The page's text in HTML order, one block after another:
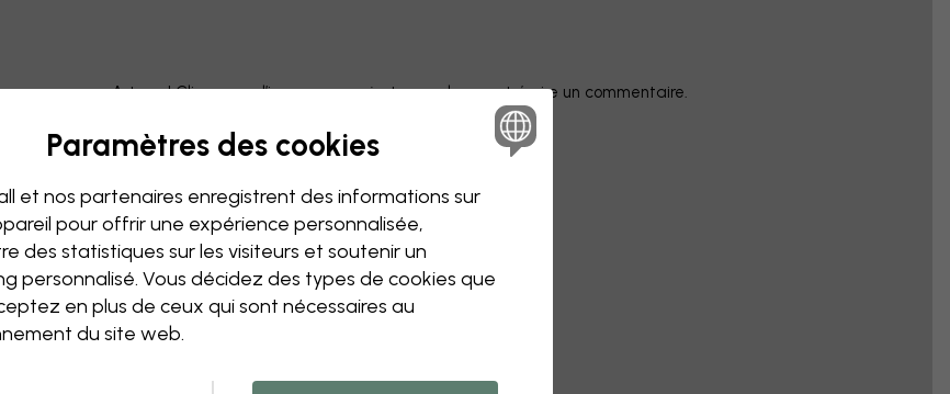
Astuce ! Cliquez sur l’image pour ajouter un champ et écrire un commentaire.
Paramètres des cookies
et nos partenaires enregistrent des informations sur
pour offrir une expérience personnalisée,
des statistiques sur les visiteurs et soutenir un
personnalisé. Vous décidez des types de cookies que
en plus de ceux qui sont nécessaires au
du site web.